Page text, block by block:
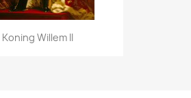
Koning Willem II